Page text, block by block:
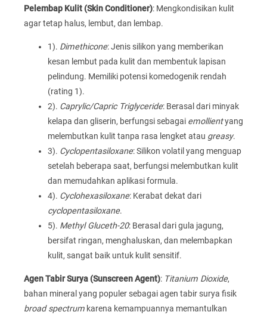
Pelembap Kulit (Skin Conditioner): Mengkondisikan kulit
agar tetap halus, lembut, dan lembap.
1). Dimethicone: Jenis silikon yang memberikan
kesan lembut pada kulit dan membentuk lapisan
pelindung. Memiliki potensi komedogenik rendah
(rating 1).
2). Caprylic/Capric Triglyceride: Berasal dari minyak
kelapa dan gliserin, berfungsi sebagai emollientyang
melembutkan kulit tanpa rasa lengket atau greasy.
3). Cyclopentasiloxane: Silikon volatil yang menguap
setelah beberapa saat, berfungsi melembutkan kulit
dan memudahkan aplikasi formula.
4). Cyclohexasiloxane: Kerabat dekat dari
cyclopentasiloxane.
5). Methyl Gluceth-20: Berasal dari gula jagung,
bersifat ringan, menghaluskan, dan melembapkan
kulit, sangat baik untuk kulit sensitif.
Agen Tabir Surya (Sunscreen Agent): Titanium Dioxide,
bahan mineral yang populer sebagai agen tabir surya fisik
broad spectrum karena kemampuannya memantulkan